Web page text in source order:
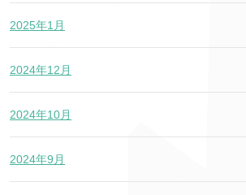
2025年1月
2024年12月
2024年10月
2024年9月